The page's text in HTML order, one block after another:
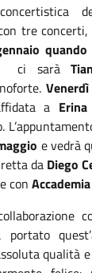
tre concerti,
ci sarà
a
e vedrà
da Diego
con
qualità